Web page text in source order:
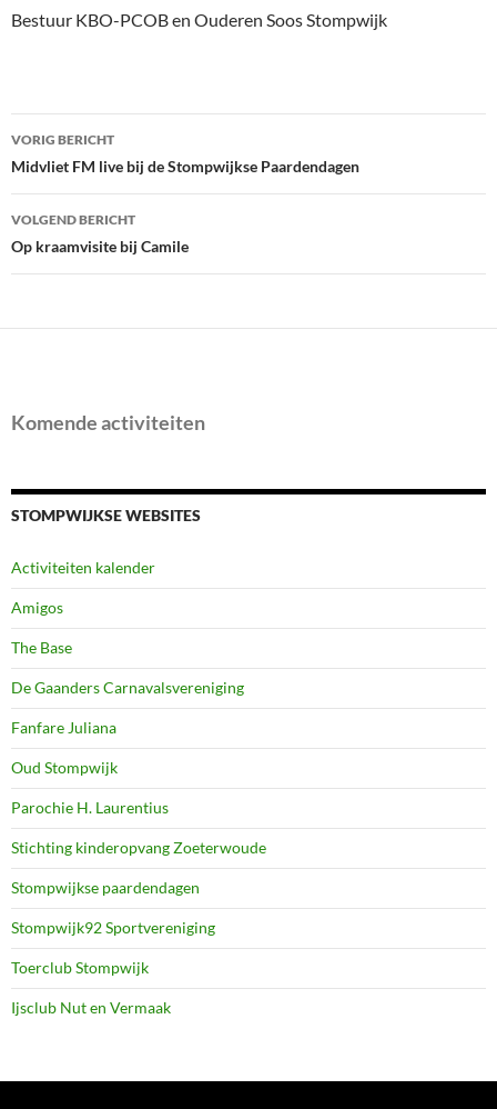
Bestuur KBO-PCOB en Ouderen Soos Stompwijk
Bericht
navigatie
VORIG BERICHT
Midvliet FM live bij de Stompwijkse Paardendagen
VOLGEND BERICHT
Op kraamvisite bij Camile
Komende activiteiten
STOMPWIJKSE WEBSITES
Activiteiten kalender
Amigos
The Base
De Gaanders Carnavalsvereniging
Fanfare Juliana
Oud Stompwijk
Parochie H. Laurentius
Stichting kinderopvang Zoeterwoude
Stompwijkse paardendagen
Stompwijk92 Sportvereniging
Toerclub Stompwijk
Ijsclub Nut en Vermaak